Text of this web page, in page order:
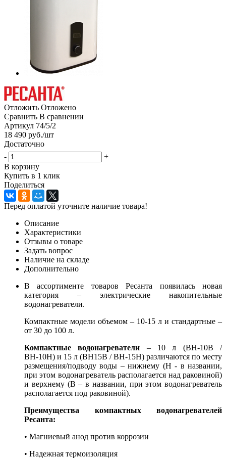
Отложить Отложено
Сравнить В сравнении
Артикул 74/5/2
18 490 руб./шт
Достаточно
-
+
В корзину
Купить в 1 клик
Поделиться
Перед оплатой уточните наличие товара!
Описание
Характеристики
Отзывы о товаре
Задать вопрос
Наличие на складе
Дополнительно
В ассортименте товаров Ресанта появилась новая
категория – электрические накопительные
водонагреватели.
Компактные модели объемом – 10-15 л и стандартные –
от 30 до 100 л.
Компактные водонагреватели – 10 л (ВН-10В /
ВН-10Н) и 15 л (ВН15В / ВН-15Н) различаются по месту
размещения/подводу воды – нижнему (Н - в названии,
при этом водонагреватель располагается над раковиной)
и верхнему (В – в названии, при этом водонагреватель
располагается под раковиной).
Преимущества компактных водонагревателей
Ресанта:
• Магниевый анод против коррозии
• Надежная термоизоляция